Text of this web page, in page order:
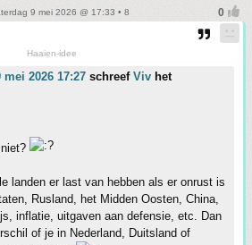
9 mei 2026 @ 17:33 • 8
Haaien-idee
mei 2026 17:27 schreef Viv het
landen er last van hebben als er onrust is
Rusland, het Midden Oosten, China,
inflatie, uitgaven aan defensie, etc. Dan
of je in Nederland, Duitsland of